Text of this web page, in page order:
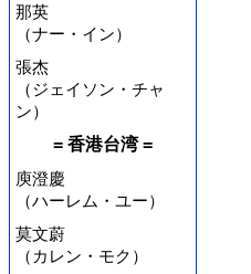
那英
（ナー・イン）
張杰
（ジェイソン・チャ
ン）
= 香港台湾 =
庾澄慶
（ハーレム・ユー）
莫文蔚
（カレン・モク）